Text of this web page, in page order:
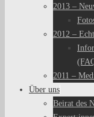
2013 –
2012 –
2011 –
Über uns
Beirat des